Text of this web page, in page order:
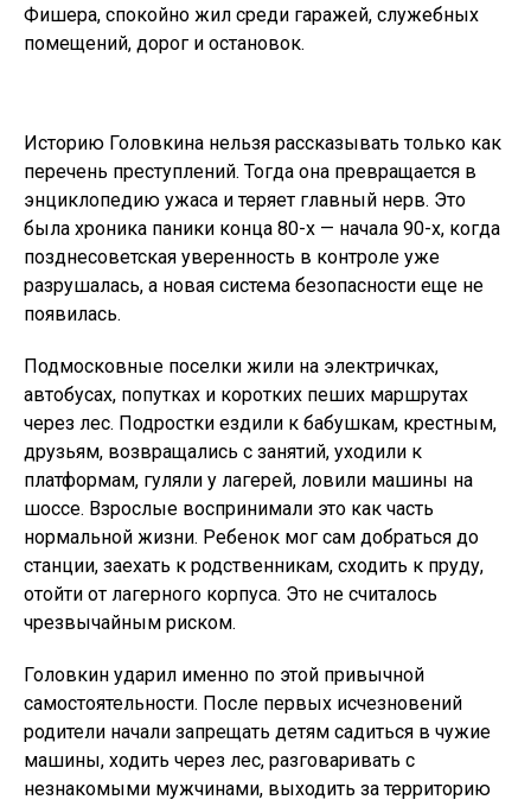
Фишера, спокойно жил среди гаражей, служебных
помещений, дорог и остановок.
Историю Головкина нельзя рассказывать только как
перечень преступлений. Тогда она превращается в
энциклопедию ужаса и теряет главный нерв. Это
была хроника паники конца 80-х — начала 90-х, когда
позднесоветская уверенность в контроле уже
разрушалась, а новая система безопасности еще не
появилась.
Подмосковные поселки жили на электричках,
автобусах, попутках и коротких пеших маршрутах
через лес. Подростки ездили к бабушкам, крестным,
друзьям, возвращались с занятий, уходили к
платформам, гуляли у лагерей, ловили машины на
шоссе. Взрослые воспринимали это как часть
нормальной жизни. Ребенок мог сам добраться до
станции, заехать к родственникам, сходить к пруду,
отойти от лагерного корпуса. Это не считалось
чрезвычайным риском.
Головкин ударил именно по этой привычной
самостоятельности. После первых исчезновений
родители начали запрещать детям садиться в чужие
машины, ходить через лес, разговаривать с
незнакомыми мужчинами, выходить за территорию